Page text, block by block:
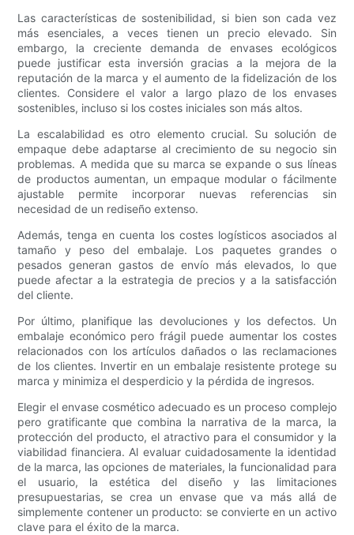
Las características de sostenibilidad, si bien son cada vez
más esenciales, a veces tienen un precio elevado. Sin
embargo, la creciente demanda de envases ecológicos
puede justificar esta inversión gracias a la mejora de la
reputación de la marca y el aumento de la fidelización de los
clientes. Considere el valor a largo plazo de los envases
sostenibles, incluso si los costes iniciales son más altos.
La escalabilidad es otro elemento crucial. Su solución de
empaque debe adaptarse al crecimiento de su negocio sin
problemas. A medida que su marca se expande o sus líneas
de productos aumentan, un empaque modular o fácilmente
ajustable permite incorporar nuevas referencias sin
necesidad de un rediseño extenso.
Además, tenga en cuenta los costes logísticos asociados al
tamaño y peso del embalaje. Los paquetes grandes o
pesados ​​generan gastos de envío más elevados, lo que
puede afectar a la estrategia de precios y a la satisfacción
del cliente.
Por último, planifique las devoluciones y los defectos. Un
embalaje económico pero frágil puede aumentar los costes
relacionados con los artículos dañados o las reclamaciones
de los clientes. Invertir en un embalaje resistente protege su
marca y minimiza el desperdicio y la pérdida de ingresos.
Elegir el envase cosmético adecuado es un proceso complejo
pero gratificante que combina la narrativa de la marca, la
protección del producto, el atractivo para el consumidor y la
viabilidad financiera. Al evaluar cuidadosamente la identidad
de la marca, las opciones de materiales, la funcionalidad para
el usuario, la estética del diseño y las limitaciones
presupuestarias, se crea un envase que va más allá de
simplemente contener un producto: se convierte en un activo
clave para el éxito de la marca.